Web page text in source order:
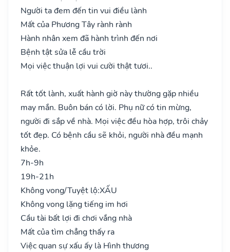
Người ta đem đến tin vui điều lành
Mất của Phương Tây rành rành
Hành nhân xem đã hành trình đến nơi
Bệnh tật sửa lễ cầu trời
Mọi việc thuận lợi vui cười thật tươi..
Rất tốt lành, xuất hành giờ này thường gặp nhiều
may mắn. Buôn bán có lời. Phụ nữ có tin mừng,
người đi sắp về nhà. Mọi việc đều hòa hợp, trôi chảy
tốt đẹp. Có bệnh cầu sẽ khỏi, người nhà đều mạnh
khỏe.
7h-9h
19h-21h
Không vong/Tuyệt lộ:XẤU
Không vong lặng tiếng im hơi
Cầu tài bất lợi đi chơi vắng nhà
Mất của tìm chẳng thấy ra
Việc quan sự xấu ấy là Hình thương